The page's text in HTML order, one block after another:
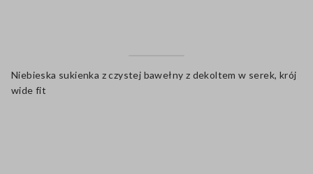
Niebieska sukienka z czystej bawełny z dekoltem w serek, krój
wide fit